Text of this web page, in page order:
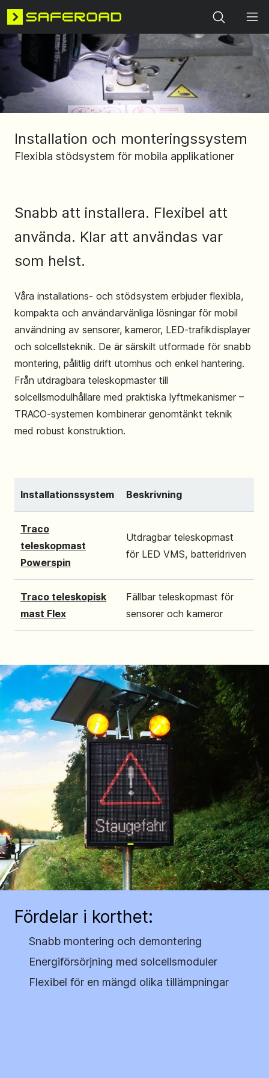
Search
Installation och monteringssystem
Flexibla stödsystem för mobila applikationer
Snabb att installera. Flexibel att
använda. Klar att användas var
som helst.
Våra installations- och stödsystem erbjuder flexibla,
kompakta och användarvänliga lösningar för mobil
användning av sensorer, kameror, LED-trafikdisplayer
och solcellsteknik. De är särskilt utformade för snabb
montering, pålitlig drift utomhus och enkel hantering.
Från utdragbara teleskopmaster till
solcellsmodulhållare med praktiska lyftmekanismer –
TRACO-systemen kombinerar genomtänkt teknik
med robust konstruktion.
Installationssystem Beskrivning
Traco
teleskopmast
Powerspin
Utdragbar teleskopmast
för LED VMS, batteridriven
Traco teleskopisk
mast Flex
Fällbar teleskopmast för
sensorer och kameror
Fördelar i korthet:
Snabb montering och demontering
Energiförsörjning med solcellsmoduler
Flexibel för en mängd olika tillämpningar